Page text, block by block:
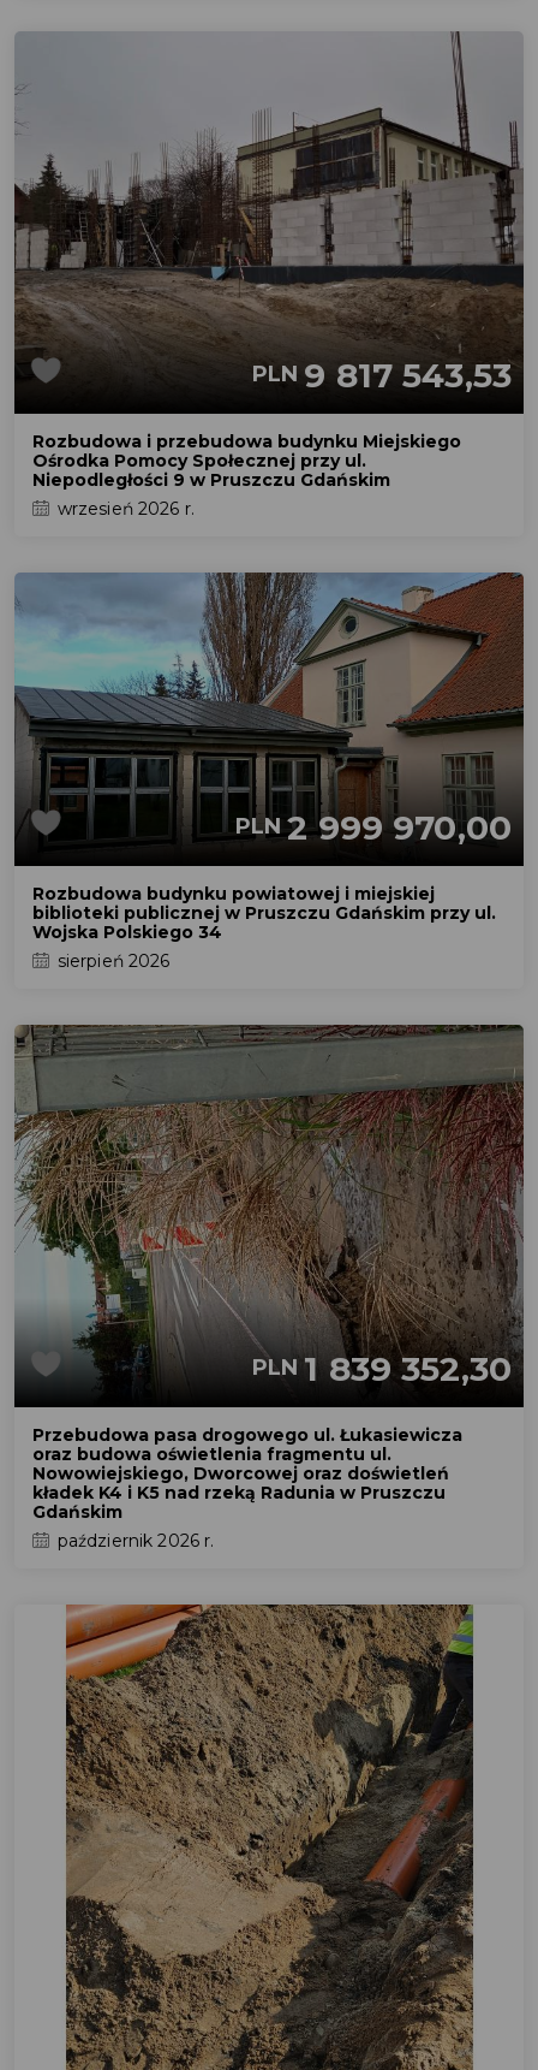
PLN 9 817 543,53
Rozbudowa i przebudowa budynku Miejskiego
Ośrodka Pomocy Społecznej przy ul.
Niepodległości 9 w Pruszczu Gdańskim
wrzesień 2026 r.
PLN2 999 970,00
Rozbudowa budynku powiatowej i miejskiej
biblioteki publicznej w Pruszczu Gdańskim przy ul.
Wojska Polskiego 34
sierpień 2026
PLN 1 839 352,30
Przebudowa pasa drogowego ul. Łukasiewicza
oraz budowa oświetlenia fragmentu ul.
Nowowiejskiego, Dworcowej oraz doświetleń
kładek K4 i K5 nad rzeką Radunia w Pruszczu
Gdańskim
październik 2026 r.